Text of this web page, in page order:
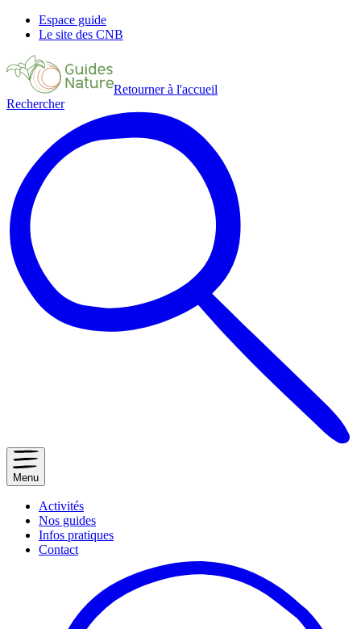
Espace guide
Le site des CNB
Retourner à l'accueil
Rechercher
Menu
Activités
Nos guides
Infos pratiques
Contact